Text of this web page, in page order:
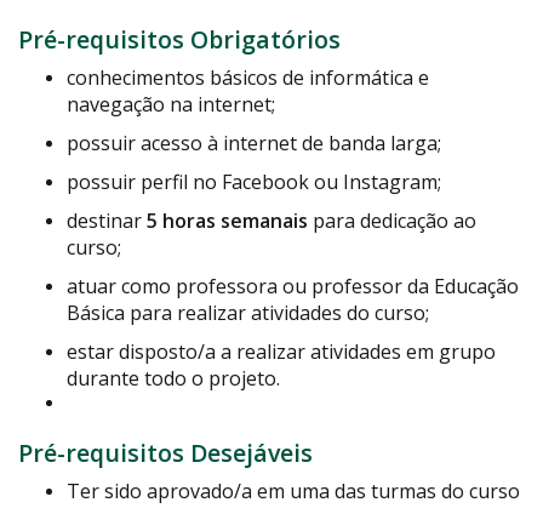
Pré-requisitos Obrigatórios
conhecimentos básicos de informática e
navegação na internet;
possuir acesso à internet de banda larga;
possuir perfil no Facebook ou Instagram;
destinar5 horas semanais para dedicação ao
curso;
atuar como professora ou professor da Educação
Básica para realizar atividades do curso;
estar disposto/a a realizar atividades em grupo
durante todo o projeto.
Pré-requisitos Desejáveis
Ter sido aprovado/a em uma das turmas do curso